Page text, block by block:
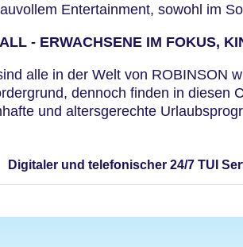
Entertainment, sowohl im
- ERWACHSENE IM FOKUS,
alle in der Welt von ROBINSON
dennoch finden in diesen
und altersgerechte
Digitaler und telefonischer 24/7 TUI